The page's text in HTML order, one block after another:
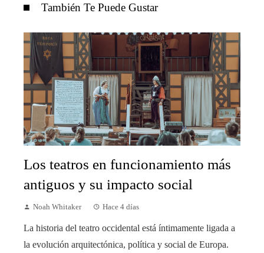
También Te Puede Gustar
Los teatros en funcionamiento más
antiguos y su impacto social
Noah Whitaker Hace 4 días
La historia del teatro occidental está íntimamente ligada a
la evolución arquitectónica, política y social de Europa.